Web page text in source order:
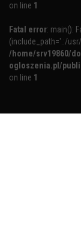
on line 1
Fatal error: main():
(include_path='.:/
/home/srv19860/
ogloszenia.pl/
on line 1